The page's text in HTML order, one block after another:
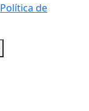
Política de